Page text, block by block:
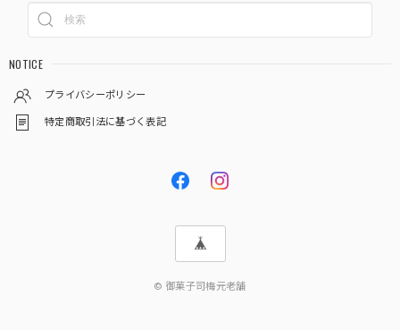
NOTICE
プライバシーポリシー
特定商取引法に基づく表記
© 御菓子司梅元老舗